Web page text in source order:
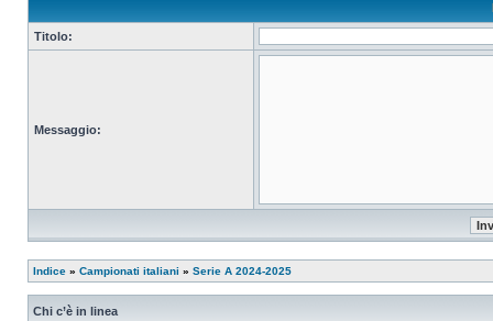
Titolo:
Messaggio:
Indice » Campionati italiani » Serie A 2024-2025
Chi c’è in linea